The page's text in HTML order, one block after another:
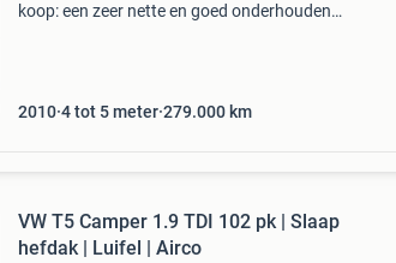
koop: een zeer nette en goed onderhouden
2010 4 tot 5 meter 279.000 km
VW T5 Camper 1.9 TDI 102 pk | Slaap
hefdak | Luifel | Airco